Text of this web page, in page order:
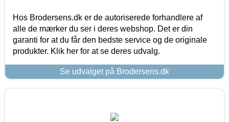
Hos Brodersens.dk er de autoriserede forhandlere af
alle de mærker du ser i deres webshop. Det er din
garanti for at du får den bedste service og de originale
produkter. Klik her for at se deres udvalg.
Se udvalget på Brodersens.dk